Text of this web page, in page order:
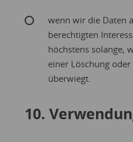
wenn wir die Daten
berechtigten
höchstens solange,
einer Löschung
überwiegt.
10.